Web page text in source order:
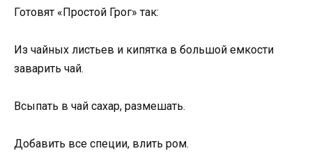
Готовят «Простой Грог» так:
Из чайных листьев и кипятка в большой емкости
заварить чай.
Всыпать в чай сахар, размешать.
Добавить все специи, влить ром.